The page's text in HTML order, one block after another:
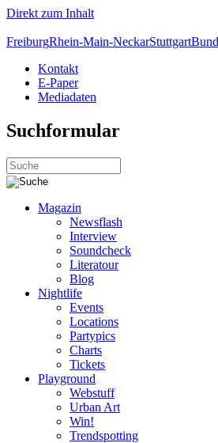
Direkt zum Inhalt
FreiburgRhein-Main-NeckarStuttgart
Kontakt
E-Paper
Mediadaten
Suchformular
Magazin
Newsflash
Interview
Soundcheck
Literatour
Blog
Nightlife
Events
Locations
Partypics
Charts
Tickets
Playground
Webstuff
Urban Art
Win!
Trendspotting